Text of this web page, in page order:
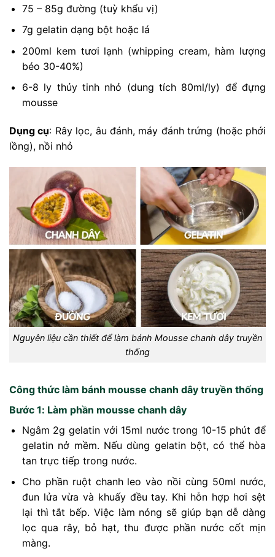
75 – 85g đường (tuỳ khẩu vị)
7g gelatin dạng bột hoặc lá
200ml kem tươi lạnh (whipping cream, hàm lượng
béo 30-40%)
6-8 ly thủy tinh nhỏ (dung tích 80ml/ly) để đựng
mousse
Dụng cụ: Rây lọc, âu đánh, máy đánh trứng (hoặc phới
lồng), nồi nhỏ
Nguyên liệu cần thiết để làm bánh Mousse chanh dây truyền
thống
Công thức làm bánh mousse chanh dây truyền thống
Bước 1: Làm phần mousse chanh dây
Ngâm 2g gelatin với 15ml nước trong 10-15 phút để
gelatin nở mềm. Nếu dùng gelatin bột, có thể hòa
tan trực tiếp trong nước.
Cho phần ruột chanh leo vào nồi cùng 50ml nước,
đun lửa vừa và khuấy đều tay. Khi hỗn hợp hơi sệt
lại thì tắt bếp. Việc làm nóng sẽ giúp bạn dễ dàng
lọc qua rây, bỏ hạt, thu được phần nước cốt mịn
màng.